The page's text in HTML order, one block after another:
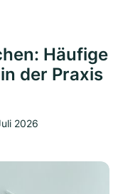
Häufige
der Praxis
2026